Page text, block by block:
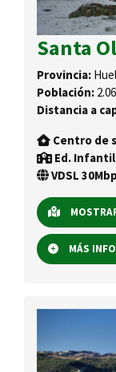
Santa
Provincia:
Población:
Distancia a
Centro de
Ed.
VDSL
MÁS